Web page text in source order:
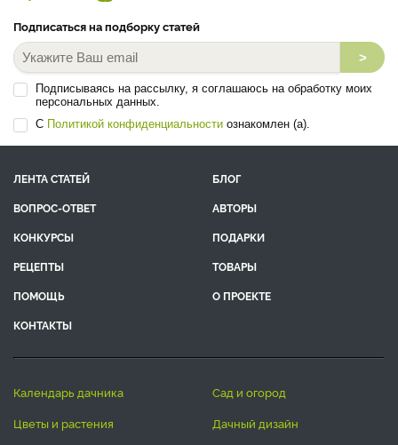
Подписаться на подборку статей
>
Подписываясь на рассылку, я соглашаюсь на обработку моих
персональных данных.
С Политикой конфиденциальности ознакомлен (а).
ЛЕНТА СТАТЕЙ
БЛОГ
ВОПРОС-ОТВЕТ
АВТОРЫ
КОНКУРСЫ
ПОДАРКИ
РЕЦЕПТЫ
ТОВАРЫ
ПОМОЩЬ
О ПРОЕКТЕ
КОНТАКТЫ
календарь дачника
сад и огород
цветы и растения
дачный дизайн